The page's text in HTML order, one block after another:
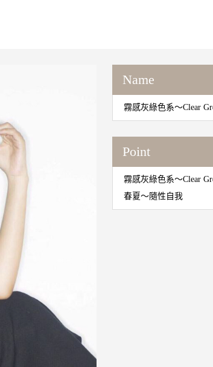
Name
霧感灰綠色系～Clear
Point
霧感灰綠色系～Clear
春夏～隨性自我